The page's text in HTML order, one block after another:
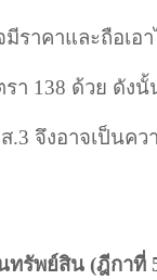
ราคาและถือเอา
า 138 ด้วย ดังนั้
.3 จึงอาจเป็นค
ทรัพย์สิน (ฎีกาที่